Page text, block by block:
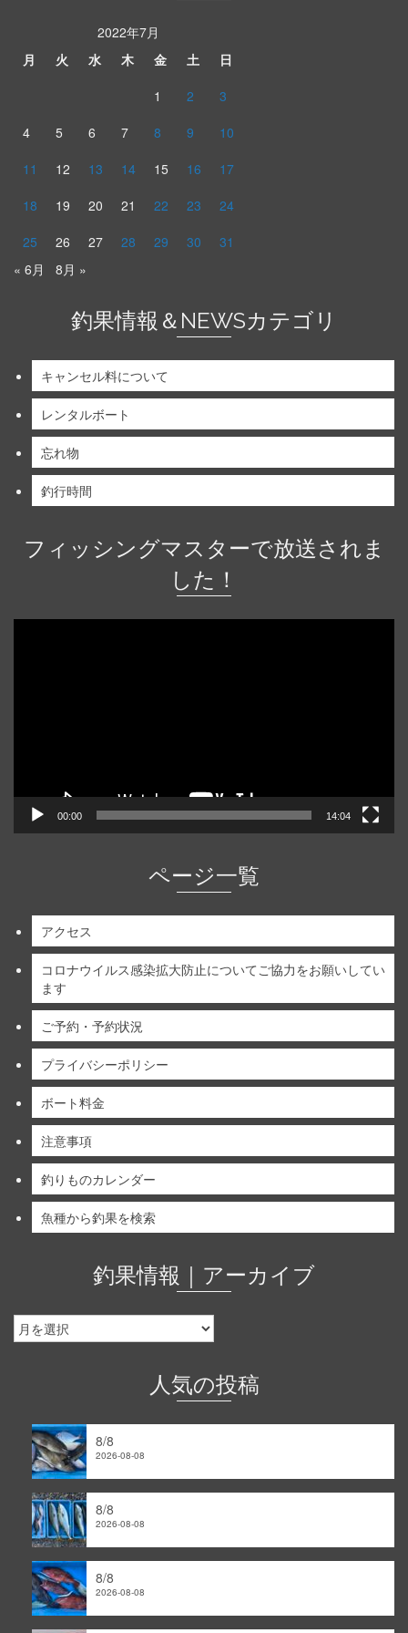
2022年7月
月
火 水 木 金 土
日
1
2
3
4
5 6 7 8 9
10
11
12 13 14 15 16
17
18
19 20 21 22 23
24
25
26 27 28 29 30
31
« 6月
8月 »
釣果情報＆NEWSカテゴリ
キャンセル料について
レンタルボート
忘れ物
釣行時間
フィッシングマスターで放送されま
した！
00:00 14:04
ページ一覧
アクセス
コロナウイルス感染拡大防止についてご協力をお願いしてい
ます
ご予約・予約状況
プライバシーポリシー
ボート料金
注意事項
釣りものカレンダー
魚種から釣果を検索
釣果情報｜アーカイブ
釣
果
人気の投稿
8/8
2026-08-08
8/8
2026-08-08
8/8
2026-08-08